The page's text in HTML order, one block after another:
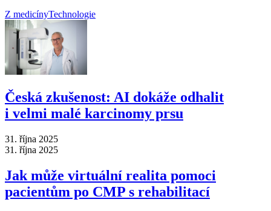
Z medicínyTechnologie
Česká zkušenost: AI dokáže odhalit
i velmi malé karcinomy prsu
31. října 2025
31. října 2025
Jak může virtuální realita pomoci
pacientům po CMP s rehabilitací